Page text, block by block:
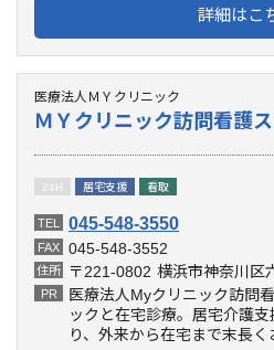
詳細はこ
医療法人ＭＹクリニック
ＭＹクリニック訪問看護
24H 居宅支援 看取
TEL 045-548-3550
FAX 045-548-3552
住所 〒221-0802 横浜市神奈川区
PR
医療法人Myクリニック訪問
ックと在宅診療。居宅介護
り、外来から在宅まで末長く